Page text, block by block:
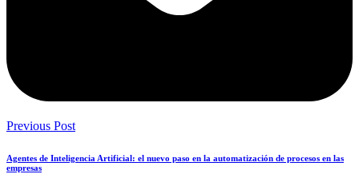
Previous Post
Agentes de Inteligencia Artificial: el nuevo paso en la automatización de procesos en las
empresas